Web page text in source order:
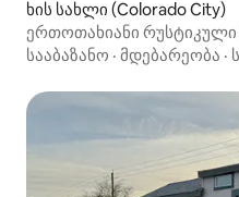
ხის სახლი (Colorado City)
ერთოთახიანი
მესაზე და ზაიონის ბაზის
სააბაზანო · მდებარეობა ·